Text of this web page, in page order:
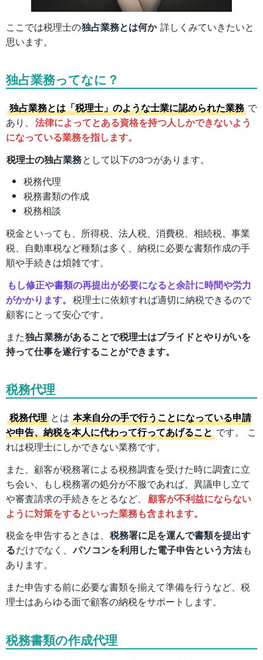
ここでは税理士の独占業務とは何か 詳しくみていきたいと
思います。
独占業務ってなに？
独占業務とは「税理士」のような士業に認められた業務 で
あり、 法律によってとある資格を持つ人しかできないよう
になっている業務を指します。
税理士の独占業務として以下の3つがあります。
税務代理
税務書類の作成
税務相談
税金といっても、所得税、法人税、消費税、相続税、事業
税、自動車税など種類は多く、納税に必要な書類作成の手
順や手続きは煩雑です。
もし修正や書類の再提出が必要になると余計に時間や労力
がかかります。 税理士に依頼すれば適切に納税できるので
顧客にとって安心です。
また独占業務があることで税理士はプライドとやりがいを
持って仕事を遂行することができます。
税務代理
税務代理 とは 本来自分の手で行うことになっている申請
や申告、納税を本人に代わって行ってあげること です。 こ
れは税理士にしかできない業務です。
また、顧客が税務署による税務調査を受けた時に調査に立
ち会い、もし税務署の処分が不服であれば、異議申し立て
や審査請求の手続きをとるなど、
顧客が不利益にならない
ように対策をするといった業務も含まれます。
税金を申告するときは、 税務署に足を運んで書類を提出す
るだけでなく、 パソコンを利用した電子申告という方法も
あります。
また申告する前に必要な書類を揃えて準備を行うなど、税
理士はあらゆる面で顧客の納税をサポートします。
税務書類の作成代理